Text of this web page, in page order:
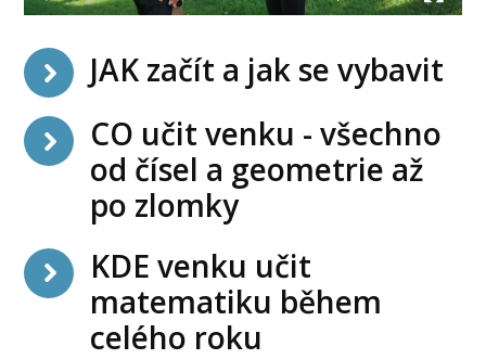
JAK začít a jak se vybavit
CO učit venku - všechno
od čísel a geometrie až
po zlomky
KDE venku učit
matematiku během
celého roku